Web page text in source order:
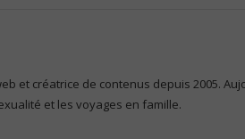
et créatrice de contenus depuis 2005.
et les voyages en famille.